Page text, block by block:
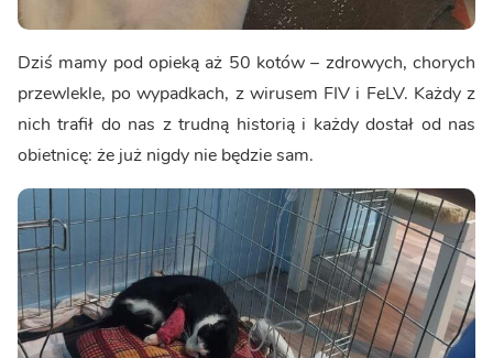
Dziś mamy pod opieką aż 50 kotów – zdrowych, chorych
przewlekle, po wypadkach, z wirusem FIV i FeLV. Każdy z
nich trafił do nas z trudną historią i każdy dostał od nas
obietnicę: że już nigdy nie będzie sam.